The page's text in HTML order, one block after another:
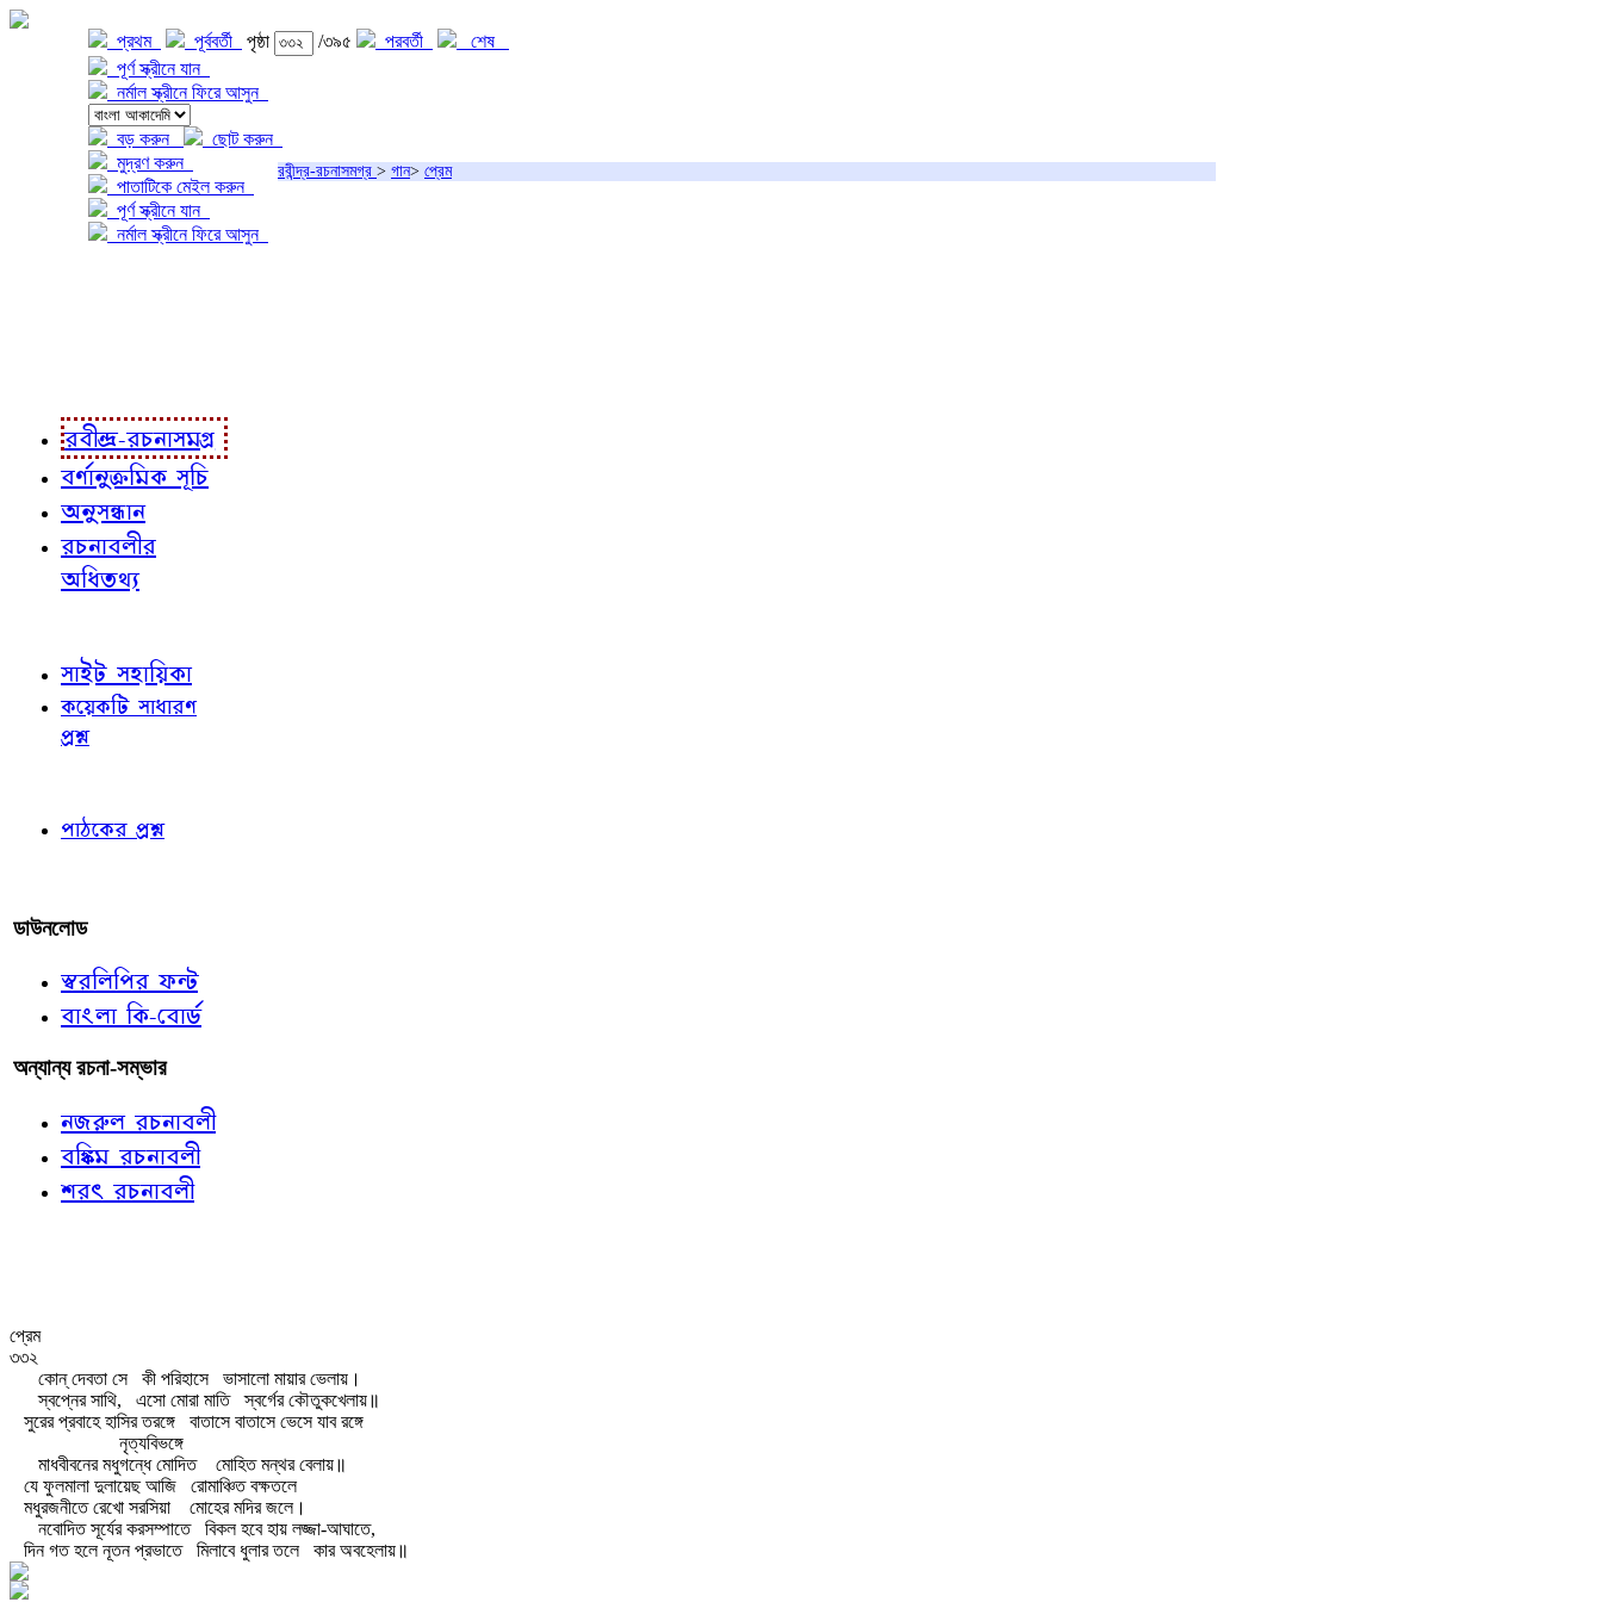
প্রথম পূর্ববর্তী পৃষ্ঠা /৩৯৫ পরবর্তী
শেষ
পূর্ণ স্ক্রীনে যান
নর্মাল স্ক্রীনে ফিরে আসুন
বড় করুন
ছোট করুন
মুদ্রণ করুন
পাতাটিকে মেইল করুন
পূর্ণ স্ক্রীনে যান
নর্মাল স্ক্রীনে ফিরে আসুন
রবীন্দ্র-রচনাসমগ্র > গান> প্রেম
রবীন্দ্র-রচনাসমগ্র
বর্ণানুক্রমিক সূচি
অনুসন্ধান
রচনাবলীর
অধিতথ্য
সাইট সহায়িকা
কয়েকটি সাধারণ
প্রশ্ন
পাঠকের প্রশ্ন
ডাউনলোড
স্বরলিপির ফন্ট
বাংলা কি-বোর্ড
অন্যান্য রচনা-সম্ভার
নজরুল রচনাবলী
বঙ্কিম রচনাবলী
শরৎ রচনাবলী
প্রেম
৩৩২
কোন্‌ দেবতা সে
কী পরিহাসে
ভাসালো মায়ার ভেলায়।
স্বপ্নের সাথি,
এসো মোরা মাতি
স্বর্গের কৌতুকখেলায়॥
সুরের প্রবাহে হাসির তরঙ্গে
বাতাসে বাতাসে ভেসে যাব রঙ্গে
নৃত্যবিভঙ্গে
মাধবীবনের মধুগন্ধে মোদিত
মোহিত মন্থর বেলায়॥
যে ফুলমালা দুলায়েছ আজি
রোমাঞ্চিত বক্ষতলে
মধুরজনীতে রেখো সরসিয়া
মোহের মদির জলে।
নবোদিত সূর্যের করসম্পাতে
বিকল হবে হায় লজ্জা-আঘাতে,
দিন গত হলে নূতন প্রভাতে
মিলাবে ধুলার তলে কার অবহেলায়॥